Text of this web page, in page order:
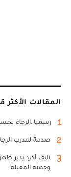
المقالات الأكثر
1 رسميا..الرجاء
2 صدمة لمدرب
3
نايف أكرد يدير
وجهته المقبلة